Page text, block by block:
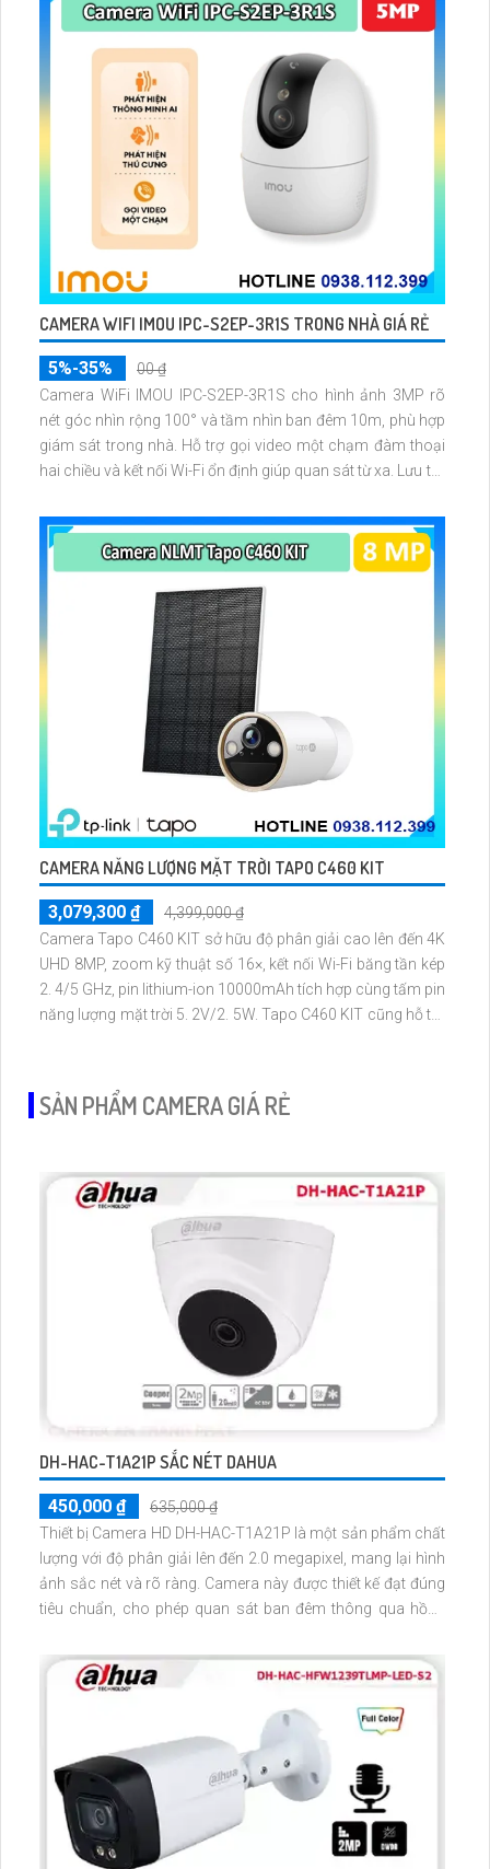
CAMERA WIFI IMOU IPC-S2EP-3R1S TRONG NHÀ GIÁ RẺ
5%-35%
00 ₫
Camera WiFi IMOU IPC-S2EP-3R1S cho hình ảnh 3MP rõ
nét góc nhìn rộng 100° và tầm nhìn ban đêm 10m, phù hợp
giám sát trong nhà. Hỗ trợ gọi video một chạm đàm thoại
hai chiều và kết nối Wi-Fi ổn định giúp quan sát từ xa. Lưu trữ
dễ lắp đặt cho gia đình và văn phòng nhỏ.
CAMERA NĂNG LƯỢNG MẶT TRỜI TAPO C460 KIT
3,079,300 ₫
4,399,000 ₫
Camera Tapo C460 KIT sở hữu độ phân giải cao lên đến 4K
UHD 8MP, zoom kỹ thuật số 16×, kết nối Wi-Fi băng tần kép
2. 4/5 GHz, pin lithium-ion 10000mAh tích hợp cùng tấm pin
năng lượng mặt trời 5. 2V/2. 5W. Tapo C460 KIT cũng hỗ trợ
SẢN PHẨM CAMERA GIÁ RẺ
DH-HAC-T1A21P SẮC NÉT DAHUA
450,000 ₫
635,000 ₫
Thiết bị Camera HD DH-HAC-T1A21P là một sản phẩm chất
lượng với độ phân giải lên đến 2.0 megapixel, mang lại hình
ảnh sắc nét và rõ ràng. Camera này được thiết kế đạt đúng
tiêu chuẩn, cho phép quan sát ban đêm thông qua hồng